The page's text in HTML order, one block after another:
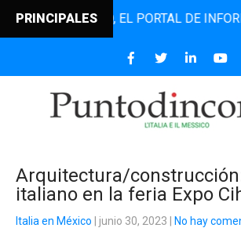
PRINCIPALESEL PORTAL DE
Arquitectura/
italiano en la feria Expo
Italia en México | junio 30, 2023 No hay